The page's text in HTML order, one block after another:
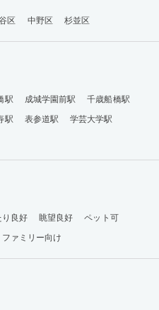
区 中野区 杉並区
駅 成城学園前駅
千歳船橋駅
駅 表参道駅
学芸大学駅
り良好 眺望良好
ペット可
ファミリー向け